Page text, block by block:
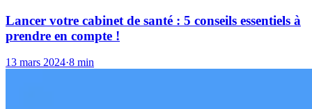
Lancer votre cabinet de santé : 5 conseils essentiels à
prendre en compte !
13 mars 2024·8 min